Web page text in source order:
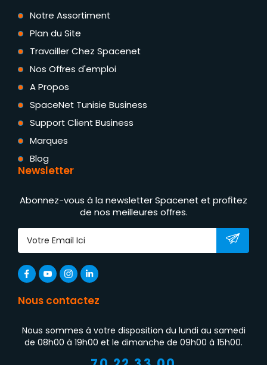
Notre Assortiment
Plan du Site
Travailler Chez Spacenet
Nos Offres d'emploi
A Propos
SpaceNet Tunisie Business
Support Client Business
Marques
Blog
Newsletter
Abonnez-vous à la newsletter Spacenet et profitez
de nos meilleures offres.
Nous contactez
Nous sommes à votre disposition du lundi au samedi
de 08h00 à 19h00 et le dimanche de 09h00 à 15h00.